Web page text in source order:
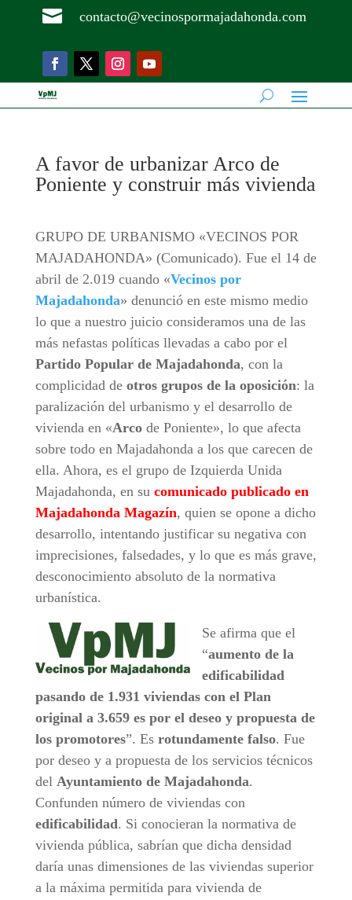
 contacto@vecinospormajadahonda.com
A favor de urbanizar Arco de
Poniente y construir más vivienda
GRUPO DE URBANISMO «VECINOS POR
MAJADAHONDA» (Comunicado). Fue el 14 de
abril de 2.019 cuando «Vecinos por
Majadahonda» denunció en este mismo medio
lo que a nuestro juicio consideramos una de las
más nefastas políticas llevadas a cabo por el
Partido Popular de Majadahonda, con la
complicidad de otros grupos de la oposición: la
paralización del urbanismo y el desarrollo de
vivienda en «Arcode Poniente», lo que afecta
sobre todo en Majadahonda a los que carecen de
ella. Ahora, es el grupo de Izquierda Unida
Majadahonda, en su comunicado publicado en
Majadahonda Magazín, quien se opone a dicho
desarrollo, intentando justificar su negativa con
imprecisiones, falsedades, y lo que es más grave,
desconocimiento absoluto de la normativa
urbanística.
Se afirma que el
“aumento de la
edificabilidad
pasando de 1.931 viviendas con el Plan
original a 3.659 es por el deseo y propuesta de
los promotores”. Es rotundamente falso. Fue
por deseo y a propuesta de los servicios técnicos
del Ayuntamiento de Majadahonda.
Confunden número de viviendas con
edificabilidad. Si conocieran la normativa de
vivienda pública, sabrían que dicha densidad
daría unas dimensiones de las viviendas superior
a la máxima permitida para vivienda de